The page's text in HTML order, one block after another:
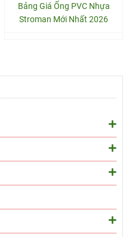
Bảng Giá Ống PVC Nhựa
Stroman Mới Nhất 2026